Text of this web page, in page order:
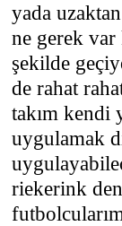
yada
ne gerek
şekilde
de rahat
takım kendi
uygulamak
riekerink